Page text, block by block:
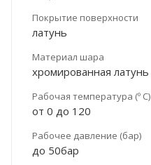
Покрытие поверхности
латунь
Материал шара
хромированная латунь
Рабочая температура (º С)
от 0 до 120
Рабочее давление (бар)
до 50бар